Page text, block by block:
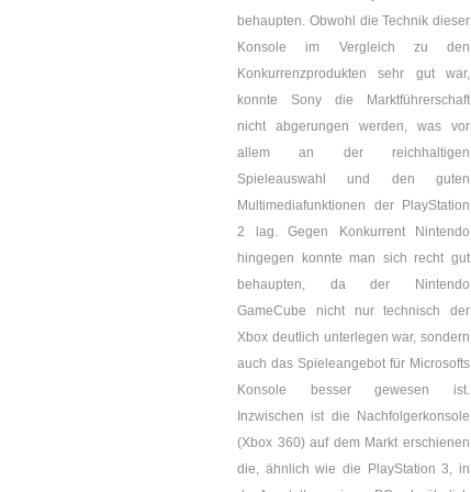
behaupten. Obwohl die Technik dieser
Konsole im Vergleich zu den
Konkurrenzprodukten sehr gut war,
konnte Sony die Marktführerschaft
nicht abgerungen werden, was vor
allem an der reichhaltigen
Spieleauswahl und den guten
Multimediafunktionen der PlayStation
2 lag. Gegen Konkurrent Nintendo
hingegen konnte man sich recht gut
behaupten, da der Nintendo
GameCube nicht nur technisch der
Xbox deutlich unterlegen war, sondern
auch das Spieleangebot für Microsofts
Konsole besser gewesen ist.
Inzwischen ist die Nachfolgerkonsole
(Xbox 360) auf dem Markt erschienen
die, ähnlich wie die PlayStation 3, in